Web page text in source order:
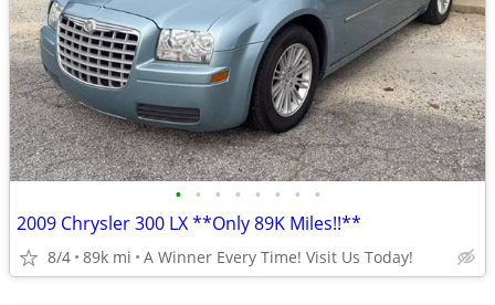
• • • • • • • •
2009 Chrysler 300 LX **Only 89K Miles!!**
8/4 89k mi A Winner Every Time! Visit Us Today!